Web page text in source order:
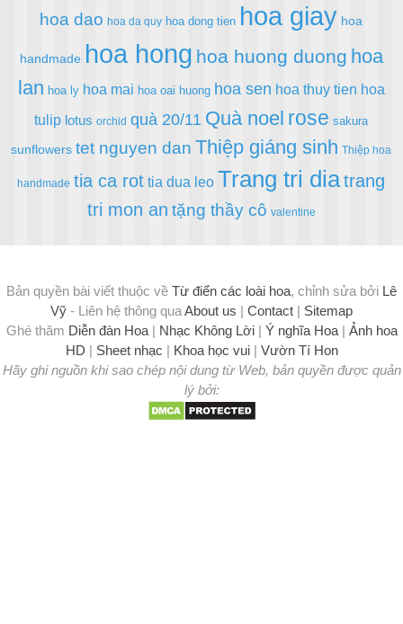
hoa dao hoa da quy hoa dong tien hoa giay hoa
handmade hoa hong hoa huong duong hoa
lan hoa ly hoa mai hoa oai huong hoa sen hoa thuy tien hoa
tulip lotus orchid quà 20/11 Quà noel rose sakura
sunflowers tet nguyen dan Thiệp giáng sinh Thiệp hoa
handmade tia ca rot tia dua leo Trang tri diatrang
tri mon an tặng thầy cô valentine
Bản quyền bài viết thuộc về Từ điển các loài hoa, chỉnh sửa bởi Lê
Vỹ - Liên hệ thông quaAbout us | Contact | Sitemap
Ghé thăm Diễn đàn Hoa| Nhạc Không Lời| Ý nghĩa Hoa| Ảnh hoa
HD | Sheet nhạc | Khoa học vui| Vườn Tí Hon
Hãy ghi nguồn khi sao chép nội dung từ Web, bản quyền được quản
lý bởi: